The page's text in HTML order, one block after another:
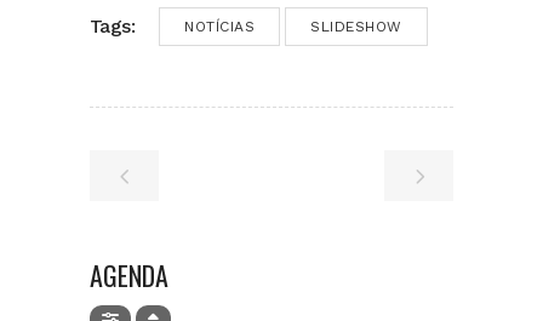
Tags: NOTÍCIAS SLIDESHOW
AGENDA